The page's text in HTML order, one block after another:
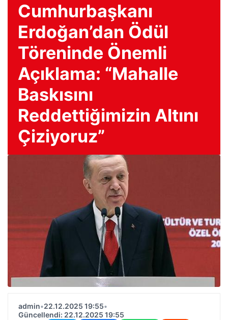
Cumhurbaşkanı
Erdoğan’dan Ödül
Töreninde Önemli
Açıklama: “Mahalle
Baskısını
Reddettiğimizin Altını
Çiziyoruz”
admin•22.12.2025 19:55•
Güncellendi: 22.12.2025 19:55